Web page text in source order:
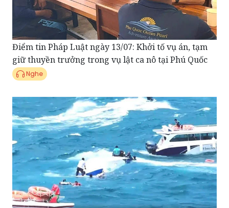
Điểm tin Pháp Luật ngày 13/07: Khởi tố vụ án, tạm
giữ thuyền trưởng trong vụ lật ca nô tại Phú Quốc
Nghe